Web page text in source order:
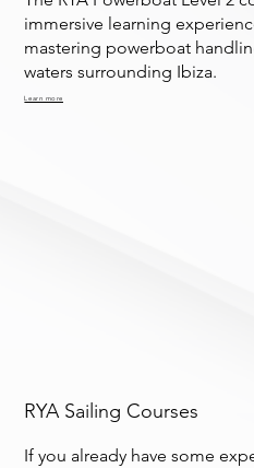
Learn more
immersive learning
mastering powerboat
waters surrounding Ibiza.
RYA Sailing Courses
If you already have some